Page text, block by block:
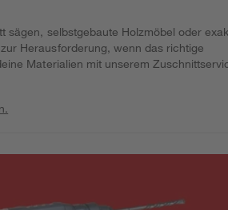
sägen, selbstgebaute Holzmöbel oder
zur Herausforderung, wenn das richtige
Materialien mit unserem